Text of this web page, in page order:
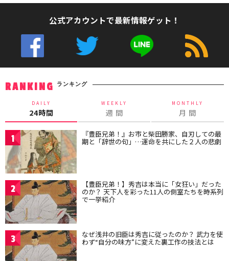
公式アカウントで最新情報ゲット！
RANKING ランキング
DAILY
24時間
WEEKLY
週 間
MONTHLY
月 間
1 『豊臣兄弟！』お市と柴田勝家、自刃しての最
期と「辞世の句」…運命を共にした２人の悲劇
2 【豊臣兄弟！】秀吉は本当に「女狂い」だった
のか？ 天下人を彩った11人の側室たちを時系列
で一挙紹介
3 なぜ浅井の旧臣は秀吉に従ったのか？ 武力を使
わず“自分の味方”に変えた裏工作の技法とは